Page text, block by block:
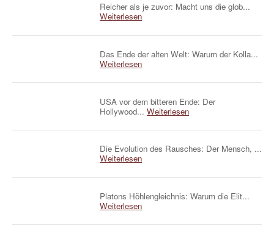
Reicher als je zuvor: Macht uns die glob...
Weiterlesen
Das Ende der alten Welt: Warum der Kolla...
Weiterlesen
USA vor dem bitteren Ende: Der
Hollywood... Weiterlesen
Die Evolution des Rausches: Der Mensch, ...
Weiterlesen
Platons Höhlengleichnis: Warum die Elit...
Weiterlesen